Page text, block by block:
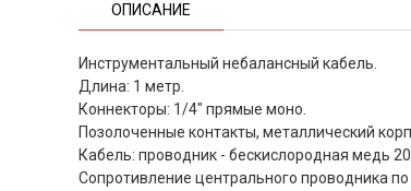
ОПИСАНИЕ
Инструментальный небалансный кабель.
Длина: 1 метр.
Коннекторы: 1/4" прямые моно.
Позолоченные контакты, металлический
Кабель: проводник - бескислородная медь
Сопротивление центрального проводника